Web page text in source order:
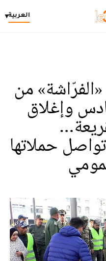
العربية▾
«الفرّاشة» من
وإغلاق
حملاتها